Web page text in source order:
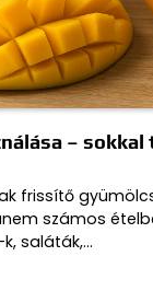
– sokkal
frissítő
számos
saláták,…